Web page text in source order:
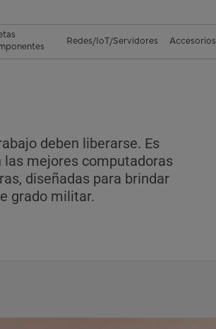
Redes/IoT/Servidores Accesorios
deben liberarse. Es
las mejores computadoras
diseñadas para brindar
grado militar.